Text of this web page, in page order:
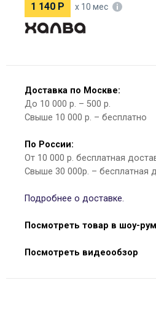
1 140 Р х 10 мес
Доставка по Москве:
До 10 000 р. – 500 р.
Свыше 10 000 р. – бесплатно
По России:
От 10 000 р. бесплатная
Свыше 30 000р. – бесплатная
Подробнее о доставке.
Посмотреть товар в шоу-
Посмотреть видеообзор